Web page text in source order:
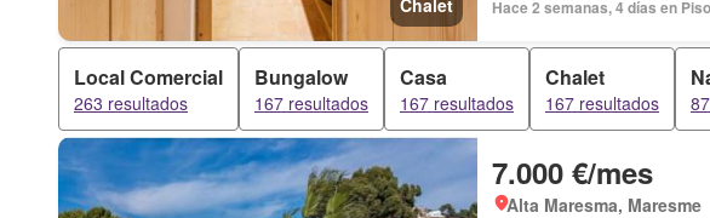
Chalet Hace 2 semanas, 4 días en
Local Comercial
263 resultados
Bungalow
167 resultados
Casa
167 resultados
Chalet
167 resultados
7.000 €/mes
Alta Maresma, Maresme